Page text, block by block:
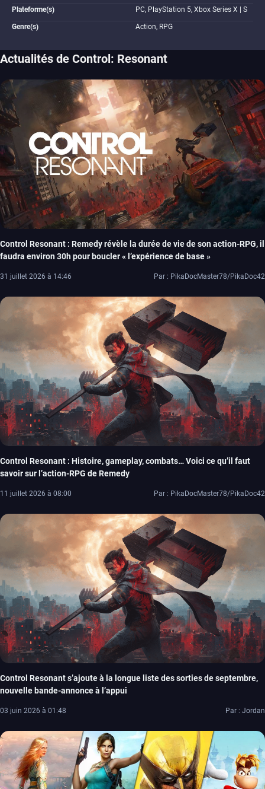
Plateforme(s) PC, PlayStation 5, Xbox Series X | S
Genre(s) Action, RPG
Actualités de Control: Resonant
Control Resonant : Remedy révèle la durée de vie de son action-RPG, il
faudra environ 30h pour boucler « l’expérience de base »
31 juillet 2026 à 14:46 Par : PikaDocMaster78/PikaDoc42
Control Resonant : Histoire, gameplay, combats… Voici ce qu’il faut
savoir sur l’action-RPG de Remedy
11 juillet 2026 à 08:00 Par : PikaDocMaster78/PikaDoc42
Control Resonant s’ajoute à la longue liste des sorties de septembre,
nouvelle bande-annonce à l’appui
03 juin 2026 à 01:48 Par : Jordan